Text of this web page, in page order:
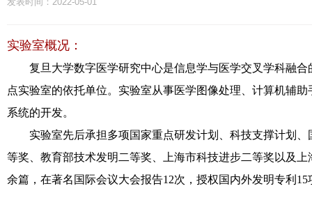
实验室概况：
复旦大学数字医学研究中心是信息学与医学交叉学科融合
点实验室的依托单位。实验室从事医学图像处理、计算机辅
系统的开发。
实验室先后承担多项国家重点研发计划、科技支撑计划、
等奖、教育部技术发明二等奖、上海市科技进步二等奖以及
余篇，在著名国际会议大会报告12次，授权国内外发明专利